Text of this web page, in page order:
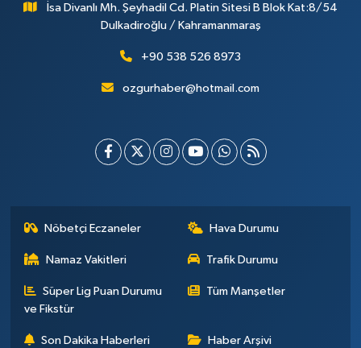
İsa Divanlı Mh. Şeyhadil Cd. Platin Sitesi B Blok Kat:8/54
Dulkadiroğlu / Kahramanmaraş
+90 538 526 8973
ozgurhaber@hotmail.com
Nöbetçi Eczaneler Hava Durumu
Namaz Vakitleri Trafik Durumu
Süper Lig Puan Durumu
ve Fikstür
Tüm Manşetler
Son Dakika Haberleri Haber Arşivi